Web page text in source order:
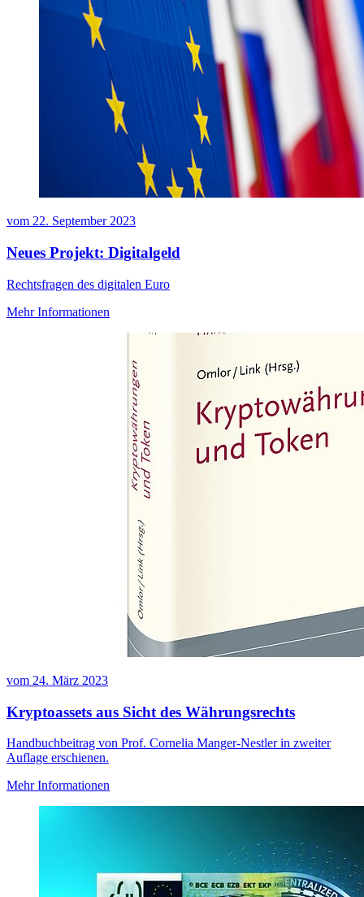
vom 22. September 2023
Neues Projekt: Digitalgeld
Rechtsfragen des digitalen Euro
Mehr Informationen
vom 24. März 2023
Kryptoassets aus Sicht des Währungsrechts
Handbuchbeitrag von Prof. Cornelia Manger-Nestler in zweiter
Auflage erschienen.
Mehr Informationen